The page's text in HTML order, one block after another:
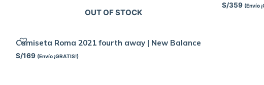
S/359 (Envío
OUT OF STOCK
Camiseta Roma 2021 fourth away | New Balance
S/169 (Envío ¡GRATIS!)